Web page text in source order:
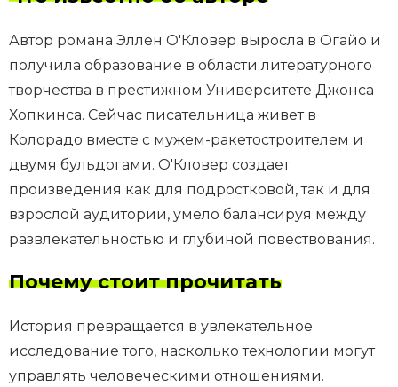
Автор романа Эллен О'Кловер выросла в Огайо и
получила образование в области литературного
творчества в престижном Университете Джонса
Хопкинса. Сейчас писательница живет в
Колорадо вместе с мужем-ракетостроителем и
двумя бульдогами. О'Кловер создает
произведения как для подростковой, так и для
взрослой аудитории, умело балансируя между
развлекательностью и глубиной повествования.
Почему стоит прочитать
История превращается в увлекательное
исследование того, насколько технологии могут
управлять человеческими отношениями.